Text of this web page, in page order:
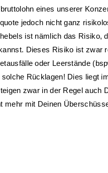
eines unserer
jedoch nicht ganz
ist nämlich das Risiko,
Dieses Risiko ist zwar
oder Leerstände
Rücklagen! Dies liegt
zwar in der Regel auch
mit Deinen